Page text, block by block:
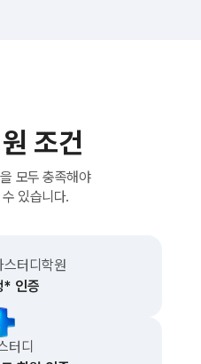
조건
모두 충족해야
있습니다.
스터디학원
* 인증
터디